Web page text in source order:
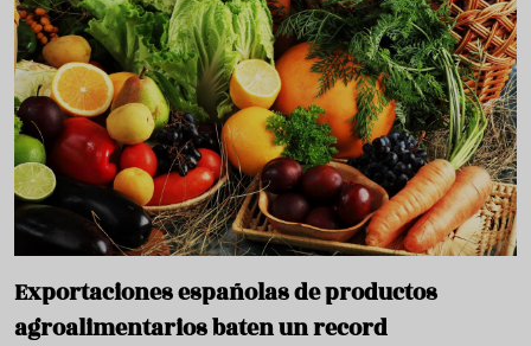
Exportaciones españolas de productos
agroalimentarios baten un record